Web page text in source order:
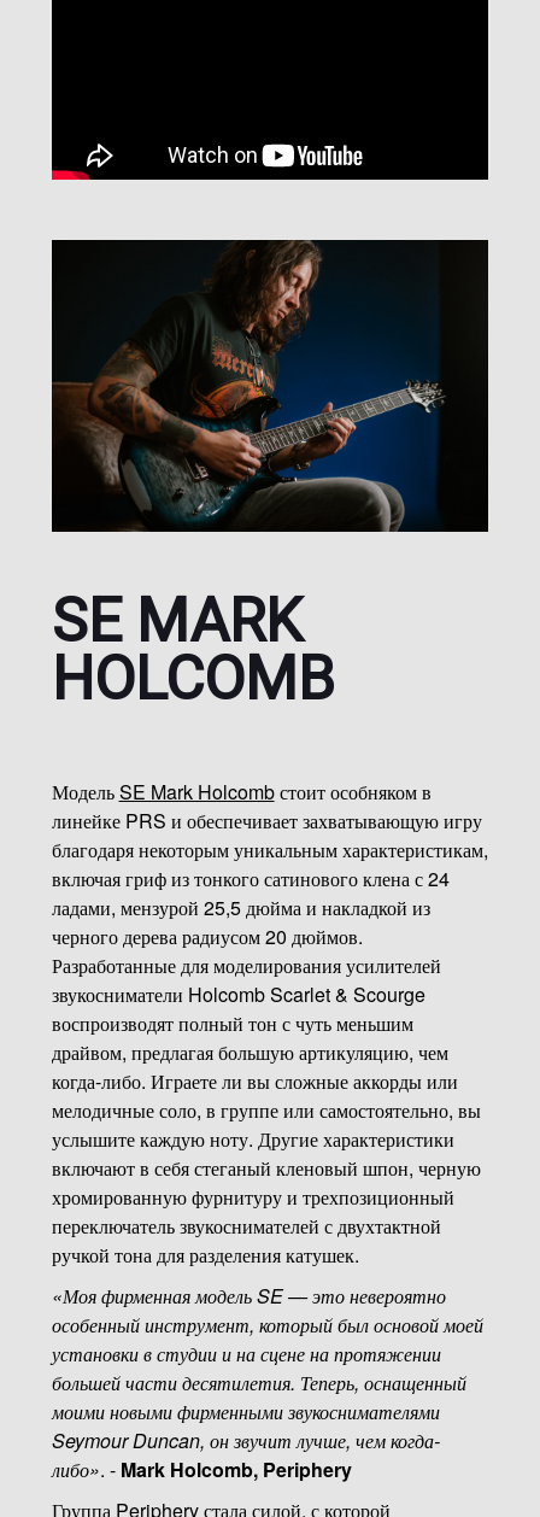
SE MARK
HOLCOMB
МодельSE Mark Holcombстоит особняком в
линейке PRS и обеспечивает захватывающую игру
благодаря некоторым уникальным характеристикам,
включая гриф из тонкого сатинового клена с 24
ладами, мензурой 25,5 дюйма и накладкой из
черного дерева радиусом 20 дюймов.
Разработанные для моделирования усилителей
звукосниматели Holcomb Scarlet & Scourge
воспроизводят полный тон с чуть меньшим
драйвом, предлагая большую артикуляцию, чем
когда-либо. Играете ли вы сложные аккорды или
мелодичные соло, в группе или самостоятельно, вы
услышите каждую ноту. Другие характеристики
включают в себя стеганый кленовый шпон, черную
хромированную фурнитуру и трехпозиционный
переключатель звукоснимателей с двухтактной
ручкой тона для разделения катушек.
«Моя фирменная модель SE — это невероятно
особенный инструмент, который был основой моей
установки в студии и на сцене на протяжении
большей части десятилетия. Теперь, оснащенный
моими новыми фирменными звукоснимателями
Seymour Duncan, он звучит лучше, чем когда-
либо». - Mark Holcomb, Periphery
Группа Periphery стала силой, с которой